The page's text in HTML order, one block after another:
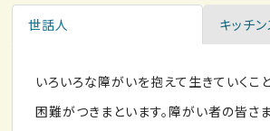
世話人 キッチ
いろいろな障がいを抱えて生きていくこ
困難がつきまといます。障がい者の皆さ